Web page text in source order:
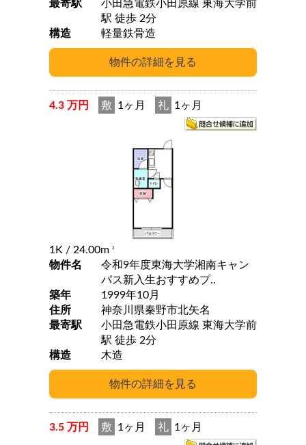
最寄駅
小田急電鉄小田原線 東海大学前
駅 徒歩 2分
構造
軽量鉄骨造
4.3 万円 敷 1ヶ月 礼 1ヶ月
1K / 24.00m 2
物件名
令和9年度東海大学湘南キャン
パス新入生おすすめプ..
築年
1999年10月
住所
神奈川県秦野市北矢名
最寄駅
小田急電鉄小田原線 東海大学前
駅 徒歩 2分
構造
木造
3.5 万円 敷 1ヶ月 礼 1ヶ月